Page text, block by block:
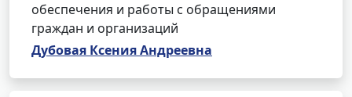
обеспечения и работы с обращениями
граждан и организаций
Дубовая Ксения Андреевна